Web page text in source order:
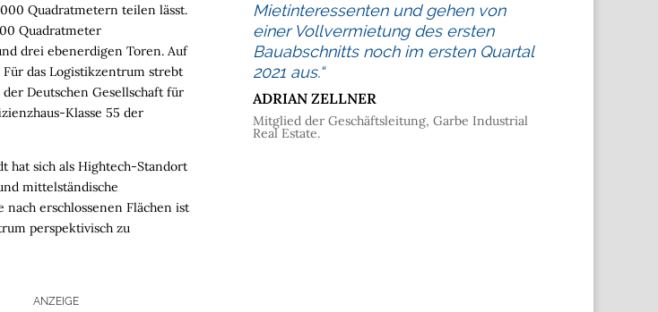
Quadratmetern teilen lässt.
Quadratmeter
drei ebenerdigen Toren. Auf
das Logistikzentrum strebt
Deutschen Gesellschaft für
Klasse 55 der
hat sich als Hightech-Standort
mittelständische
erschlossenen Flächen ist
perspektivisch zu
Mietinteressenten und gehen von
einer Vollvermietung des ersten
Bauabschnitts noch im ersten Quartal
2021 aus.“
ADRIAN ZELLNER
Mitglied der Geschäftsleitung, Garbe Industrial
Real Estate.
ANZEIGE